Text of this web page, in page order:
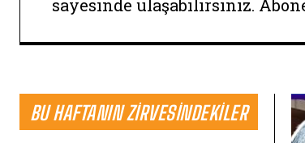
sayesinde ulaşabilirsiniz.
BU HAFTANIN ZIRVESINDEKILER